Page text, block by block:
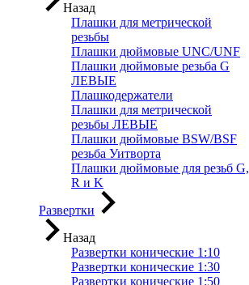
Назад
Плашки для метрической
резьбы
Плашки дюймовые UNC/UNF
Плашки дюймовые резьба G
ЛЕВЫЕ
Плашкодержатели
Плашки для метрической
резьбы ЛЕВЫЕ
Плашки дюймовые BSW/BSF
резьба Уитворта
Плашки дюймовые для резьб G,
R и K
Развертки
Назад
Развертки конические 1:10
Развертки конические 1:30
Развертки конические 1:50